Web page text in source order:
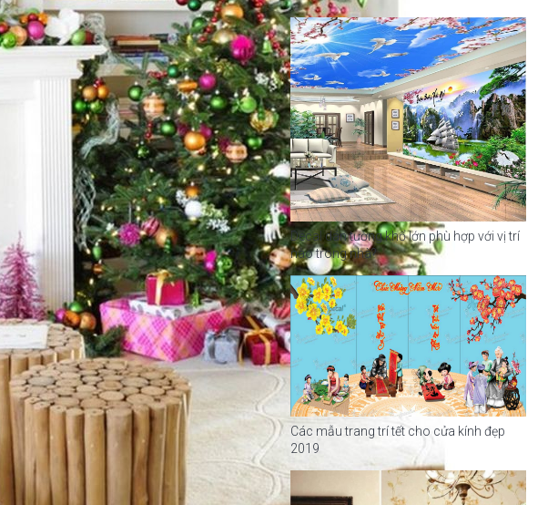
Decal dán tường khổ lớn phù hợp với vị trí
nào trong nhà?
Các mẫu trang trí tết cho cửa kính đẹp
2019